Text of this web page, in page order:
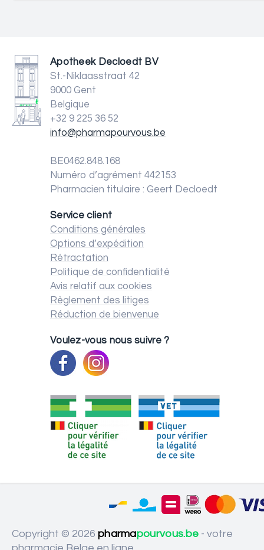
Apotheek Decloedt BV
St.-Niklaasstraat 42
9000 Gent
Belgique
+32 9 225 36 52
info@pharmapourvous.be
BE0462.848.168
Numéro d’agrément 442153
Pharmacien titulaire : Geert Decloedt
Service client
Conditions générales
Options d’expédition
Rétractation
Politique de confidentialité
Avis relatif aux cookies
Règlement des litiges
Réduction de bienvenue
Voulez-vous nous suivre ?
Copyright © 2026 pharmapourvous.be - votre